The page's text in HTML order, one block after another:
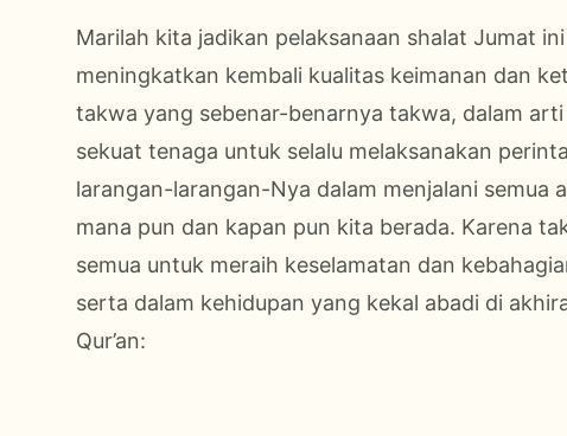
Marilah kita jadikan pelaksanaan shalat Jumat
meningkatkan kembali kualitas keimanan dan
takwa yang sebenar-benarnya takwa, dalam
sekuat tenaga untuk selalu melaksanakan
larangan-larangan-Nya dalam menjalani semua
mana pun dan kapan pun kita berada. Karena
semua untuk meraih keselamatan dan
serta dalam kehidupan yang kekal abadi di
Qur’an: